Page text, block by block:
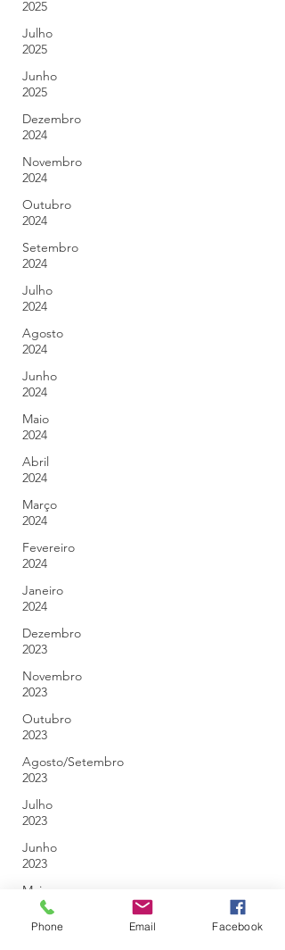
2025
Julho
2025
Junho
2025
Dezembro
2024
Novembro
2024
Outubro
2024
Setembro
2024
Julho
2024
Agosto
2024
Junho
2024
Maio
2024
Abril
2024
Março
2024
Fevereiro
2024
Janeiro
2024
Dezembro
2023
Novembro
2023
Outubro
2023
Agosto/Setembro
2023
Julho
2023
Junho
2023
Maio
2023
Abril
Phone Email Facebook